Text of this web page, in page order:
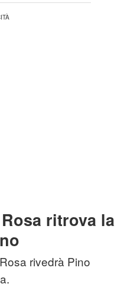
ritrova la
rivedrà Pino